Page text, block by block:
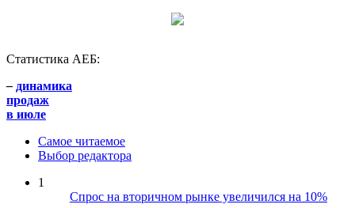
Статистика АЕБ:
– динамика
продаж
в июле
Самое читаемое
Выбор редактора
1
Спрос на вторичном рынке увеличился на 10%